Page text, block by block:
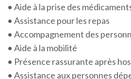
• Aide à la prise des
• Assistance pour les repas
• Accompagnement des
• Aide à la mobilité
• Présence rassurante après
• Assistance aux personnes